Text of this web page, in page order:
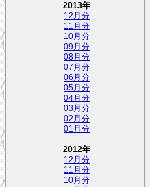
2013年
12月分
11月分
10月分
09月分
08月分
07月分
06月分
05月分
04月分
03月分
02月分
01月分
2012年
12月分
11月分
10月分